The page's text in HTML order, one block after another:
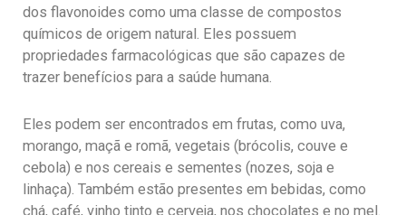
dos flavonoides como uma classe de compostos
químicos de origem natural. Eles possuem
propriedades farmacológicas que são capazes de
trazer benefícios para a saúde humana.
Eles podem ser encontrados em frutas, como uva,
morango, maçã e romã, vegetais (brócolis, couve e
cebola) e nos cereais e sementes (nozes, soja e
linhaça). Também estão presentes em bebidas, como
chá, café, vinho tinto e cerveja, nos chocolates e no mel.